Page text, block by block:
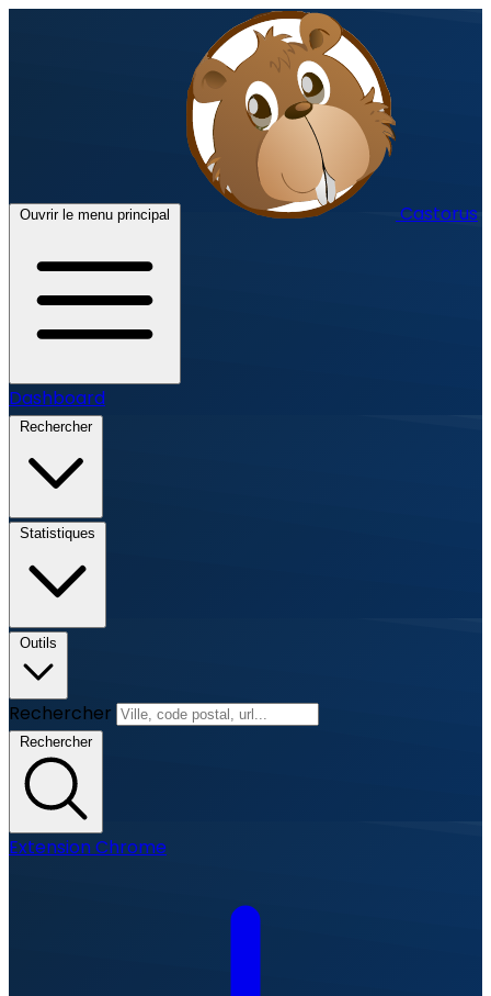
Ouvrir le menu principal Castorus
Dashboard
Rechercher
Statistiques
Outils
Rechercher
Rechercher
Extension Chrome